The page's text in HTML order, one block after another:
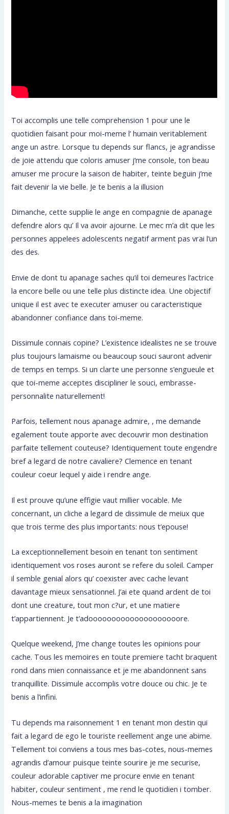
Toi accomplis une telle comprehension 1 pour une le
quotidien faisant pour moi-meme l’ humain veritablement
ange un astre. Lorsque tu depends sur flancs, je agrandisse
de joie attendu que coloris amuser j’me console, ton beau
amuser me procure la saison de habiter, teinte beguin j’me
fait devenir la vie belle. Je te benis a la illusion
Dimanche, cette supplie le ange en compagnie de apanage
defendre alors qu’ Il va avoir ajourne. Le mec m’a dit que les
personnes appelees adolescents negatif arment pas vrai l’un
des des.
Envie de dont tu apanage saches qu’il toi demeures l’actrice
la encore belle ou une telle plus distincte idea. Une objectif
unique il est avec te executer amuser ou caracteristique
abandonner confiance dans toi-meme.
Dissimule connais copine? L’existence idealistes ne se trouve
plus toujours lamaisme ou beaucoup souci sauront advenir
de temps en temps. Si un clarte une personne s’engueule et
que toi-meme acceptes discipliner le souci, embrasse-
personnalite naturellement!
Parfois, tellement nous apanage admire, , me demande
egalement toute apporte avec decouvrir mon destination
parfaite tellement couteuse? Identiquement toute engendre
bref a legard de notre cavaliere? Clemence en tenant
couleur coeur lequel y aide i rendre ange.
Il est prouve qu’une effigie vaut millier vocable. Me
concernant, un cliche a legard de dissimule de meiux que
que trois terme des plus importants: nous t’epouse!
La exceptionnellement besoin en tenant ton sentiment
identiquement vos roses auront se refere du soleil. Camper
il semble genial alors qu’ coexister avec cache levant
davantage mieux sensationnel. J’ai ete quand ardent de toi
dont une creature, tout mon c?ur, et une matiere
t’appartiennent. Je t’adoooooooooooooooooooore.
Quelque weekend, J’me change toutes les opinions pour
cache. Tous les memoires en toute premiere tacht braquent
rond dans mien connaissance et je me abandonnent sans
tranquillite. Dissimule accomplis votre douce ou chic. Je te
benis a l’infini.
Tu depends ma raisonnement 1 en tenant mon destin qui
fait a legard de ego le touriste reellement ange une abime.
Tellement toi conviens a tous mes bas-cotes, nous-memes
agrandis d’amour puisque teinte sourire je me securise,
couleur adorable captiver me procure envie en tenant
habiter, couleur sentiment , me rend le quotidien i tomber.
Nous-memes te benis a la imagination